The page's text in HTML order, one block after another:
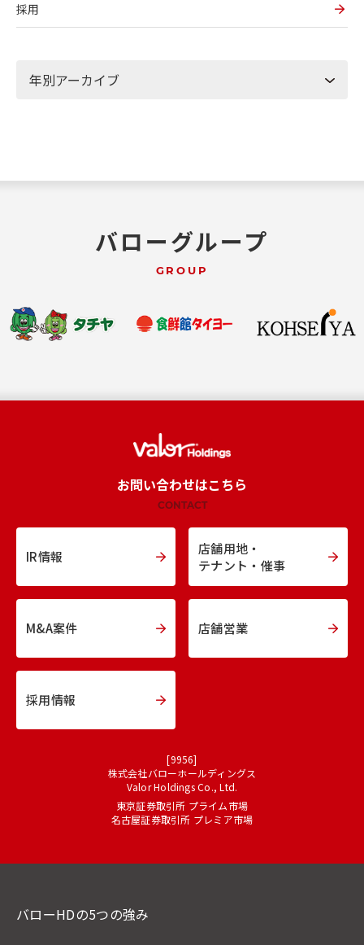
採用
バローグループ
GROUP
お問い合わせはこちら
CONTACT
IR情報
店舗用地・
テナント・催事
M&A案件 店舗営業
採用情報
[9956]
株式会社バローホールディングス
Valor Holdings Co., Ltd.
東京証券取引所 プライム市場
名古屋証券取引所 プレミア市場
バローHDの5つの強み